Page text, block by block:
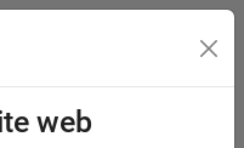
web